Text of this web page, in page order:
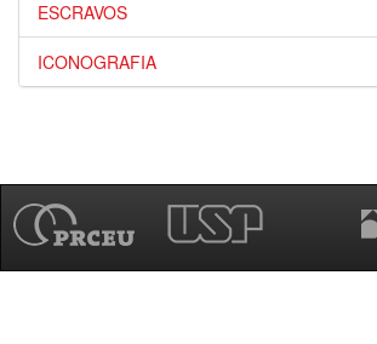
ESCRAVOS
ICONOGRAFIA